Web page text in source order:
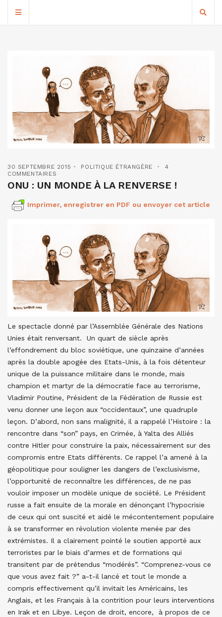
30 SEPTEMBRE 2015 POLITIQUE ÉTRANGÈRE
4
COMMENTAIRES
ONU : UN MONDE À LA RENVERSE !
Imprimer, enregistrer en PDF ou envoyer cet article
Le spectacle donné par l’Assemblée Générale des Nations
Unies était renversant. Un quart de siècle après
l’effondrement du bloc soviétique, une quinzaine d’années
après la double apogée des Etats-Unis, à la fois détenteur
unique de la puissance militaire dans le monde, mais
champion et martyr de la démocratie face au terrorisme,
Vladimir Poutine, Président de la Fédération de Russie est
venu donner une leçon aux “occidentaux”, une quadruple
leçon. D’abord, non sans malignité, il a rappelé l’Histoire : la
rencontre dans “son” pays, en Crimée, à Yalta des Alliés
contre Hitler pour construire la paix, nécessairement sur des
compromis entre Etats différents. Ce rappel l’a amené à la
géopolitique pour souligner les dangers de l’exclusivisme,
l’opportunité de reconnaître les différences, de ne pas
vouloir imposer un modèle unique de société. Le Président
russe a fait ensuite de la morale en dénonçant l’hypocrisie
de ceux qui ont suscité et aidé le mécontentement populaire
à se transformer en révolution violente menée par des
extrémistes. Il a clairement pointé le soutien apporté aux
terroristes par le biais d’armes et de formations qui
transitent par de prétendus “modérés”. “Comprenez-vous ce
que vous avez fait ?” a-t-il lancé et tout le monde a
compris effectivement qu’il invitait les Américains, les
Anglais, et les Français à la contrition pour leurs interventions
en Irak et en Libye. Leçon de droit, encore, à propos de ce